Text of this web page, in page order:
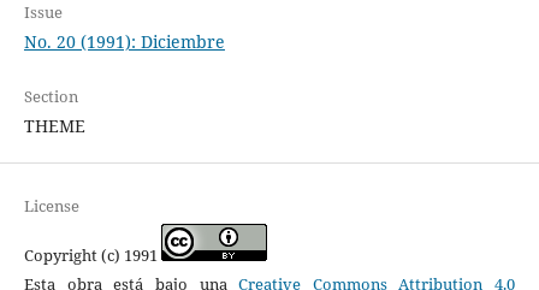
Issue
No. 20 (1991): Diciembre
Section
THEME
License
Copyright (c) 1991
Esta obra está bajo unaCreative Commons Attribution 4.0